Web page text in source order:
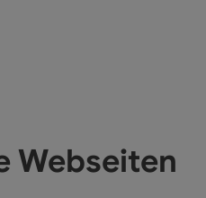
Webseiten